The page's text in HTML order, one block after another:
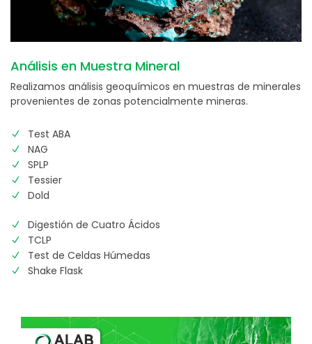
Análisis en Muestra Mineral
Realizamos análisis geoquímicos en muestras de minerales
provenientes de zonas potencialmente mineras.
Test ABA
NAG
SPLP
Tessier
Dold
Digestión de Cuatro Ácidos
TCLP
Test de Celdas Húmedas
Shake Flask